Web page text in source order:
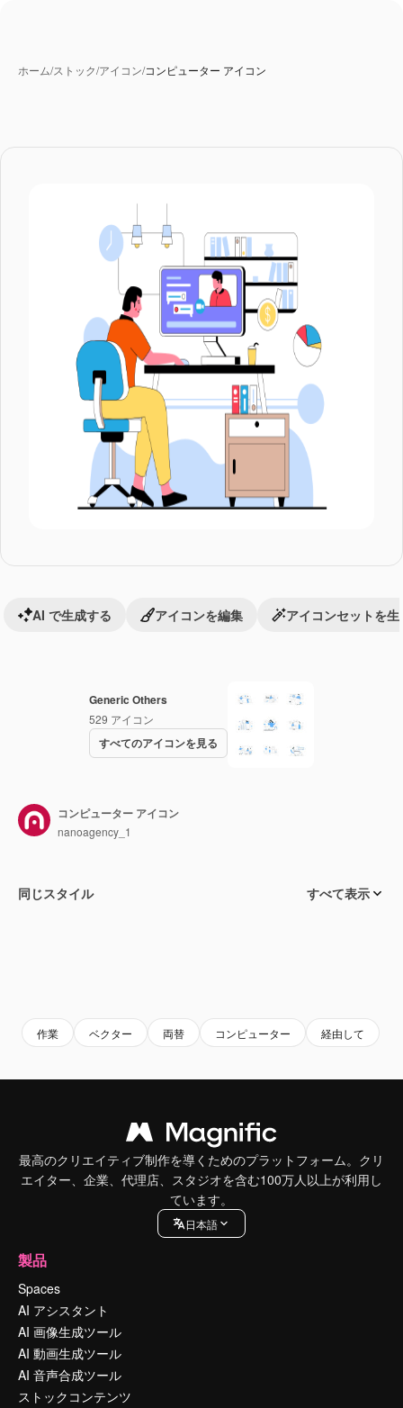
ホーム/ストック/アイコン/コンピューター アイコン
Generic Others
529 アイコン
すべてのアイコンを見る
AI で生成する アイコンを編集 アイコンセットを生
コンピューター アイコン
nanoagency_1
同じスタイル すべて表示
作業 ベクター 両替 コンピューター 経由して
最高のクリエイティブ制作を導くためのプラットフォーム。クリ
エイター、企業、代理店、スタジオを含む100万人以上が利用し
ています。
日本語
製品
Spaces
AI アシスタント
AI 画像生成ツール
AI 動画生成ツール
AI 音声合成ツール
ストックコンテンツ